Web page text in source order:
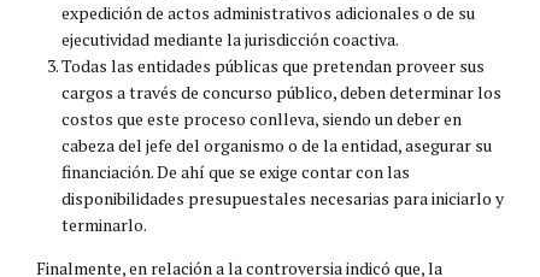
expedición de actos administrativos adicionales o de su
ejecutividad mediante la jurisdicción coactiva.
Todas las entidades públicas que pretendan proveer sus
cargos a través de concurso público, deben determinar los
costos que este proceso conlleva, siendo un deber en
cabeza del jefe del organismo o de la entidad, asegurar su
financiación. De ahí que se exige contar con las
disponibilidades presupuestales necesarias para iniciarlo y
terminarlo.
Finalmente, en relación a la controversia indicó que, la